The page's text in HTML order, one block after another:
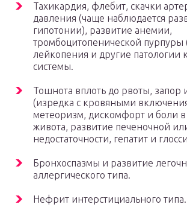
Тахикардия, флебит, скачки
давления (чаще наблюдается
гипотонии), развитие анемии,
тромбоцитопенической пурпуры
лейкопения и другие патологии
системы.
Тошнота вплоть до рвоты, запор
(изредка с кровяными
метеоризм, дискомфорт и боли в
живота, развитие печеночной
недостаточности, гепатит и
Бронхоспазмы и развитие
аллергического типа.
Нефрит интерстициального типа.